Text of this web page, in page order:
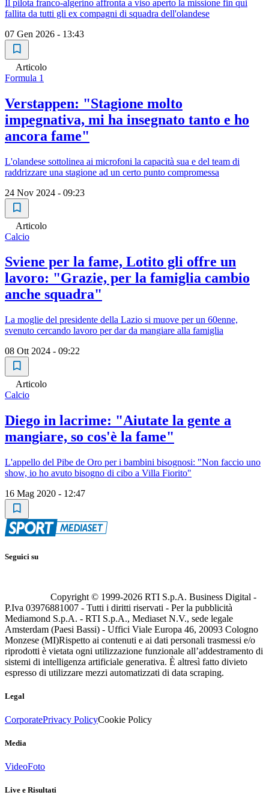
Il pilota franco-algerino affronta a viso aperto la missione fin qui
fallita da tutti gli ex compagni di squadra dell'olandese
07 Gen 2026 - 13:43
Articolo
Formula 1
Verstappen: "Stagione molto
impegnativa, mi ha insegnato tanto e ho
ancora fame"
L'olandese sottolinea ai microfoni la capacità sua e del team di
raddrizzare una stagione ad un certo punto compromessa
24 Nov 2024 - 09:23
Articolo
Calcio
Sviene per la fame, Lotito gli offre un
lavoro: "Grazie, per la famiglia cambio
anche squadra"
La moglie del presidente della Lazio si muove per un 60enne,
svenuto cercando lavoro per dar da mangiare alla famiglia
08 Ott 2024 - 09:22
Articolo
Calcio
Diego in lacrime: "Aiutate la gente a
mangiare, so cos'è la fame"
L'appello del Pibe de Oro per i bambini bisognosi: "Non faccio uno
show, io ho avuto bisogno di cibo a Villa Fiorito"
16 Mag 2020 - 12:47
Seguici su
Copyright © 1999-2026 RTI S.p.A. Business Digital -
P.Iva 03976881007 - Tutti i diritti riservati - Per la pubblicità
Mediamond S.p.A. - RTI S.p.A., Mediaset N.V., sede legale
Amsterdam (Paesi Bassi) - Uffici Viale Europa 46, 20093 Cologno
Monzese (MI)Rispetto ai contenuti e ai dati personali trasmessi e/o
riprodotti è vietata ogni utilizzazione funzionale all’addestramento di
sistemi di intelligenza artificiale generativa. È altresì fatto divieto
espresso di utilizzare mezzi automatizzati di data scraping.
Legal
CorporatePrivacy PolicyCookie Policy
Media
VideoFoto
Live e Risultati